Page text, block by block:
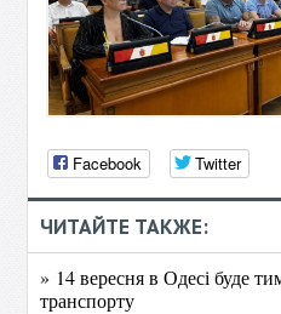
Facebook Twitter
ЧИТАЙТЕ ТАКЖЕ:
» 14 вересня в Одесі буде
транспорту